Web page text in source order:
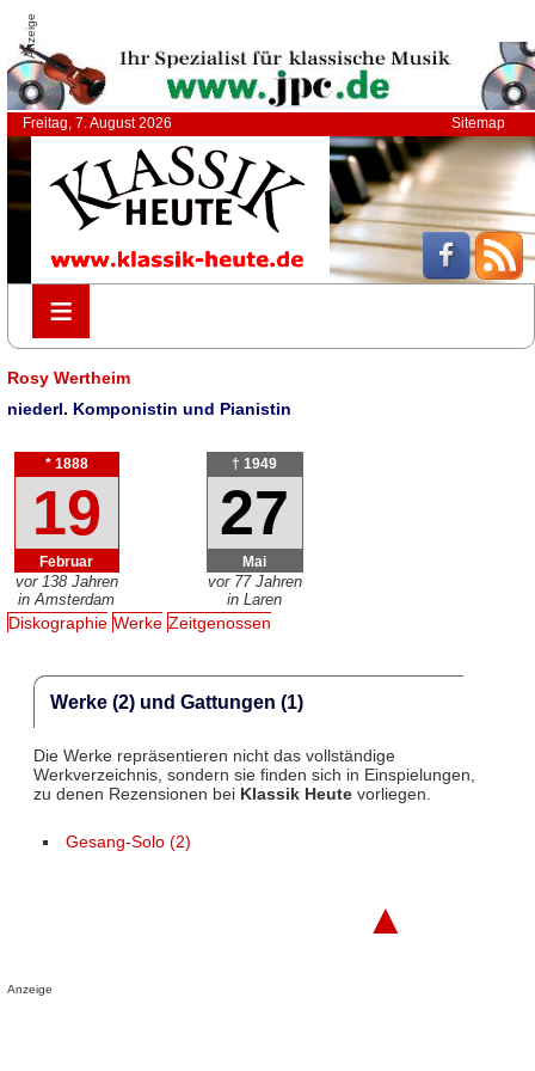
Anzeige
Freitag, 7. August 2026 Sitemap
≡
≡
Rosy Wertheim
niederl. Komponistin und Pianistin
* 1888
19
Februar
vor 138 Jahren
in Amsterdam
† 1949
27
Mai
vor 77 Jahren
in Laren
Diskographie Werke Zeitgenossen
Werke (2) und Gattungen (1)
Die Werke repräsentieren nicht das vollständige
Werkverzeichnis, sondern sie finden sich in Einspielungen,
zu denen Rezensionen bei Klassik Heutevorliegen.
Gesang-Solo (2)
▲
Anzeige